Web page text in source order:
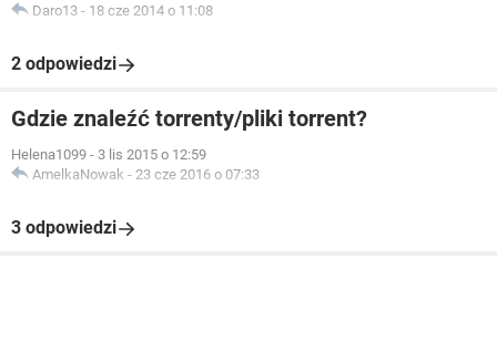
Daro13 - 18 cze 2014 o 11:08
2 odpowiedzi
Gdzie znaleźć torrenty/pliki torrent?
Helena1099 - 3 lis 2015 o 12:59
AmelkaNowak - 23 cze 2016 o 07:33
3 odpowiedzi